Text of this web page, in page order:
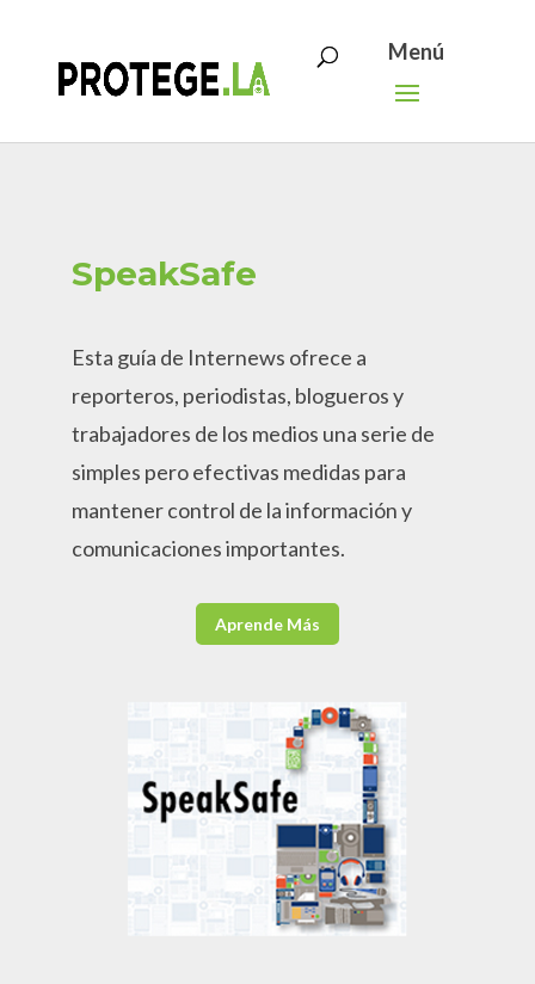
content
SpeakSafe
Esta guía de Internews ofrece a
reporteros, periodistas, blogueros y
trabajadores de los medios una serie de
simples pero efectivas medidas para
mantener control de la información y
comunicaciones importantes.
Aprende Más